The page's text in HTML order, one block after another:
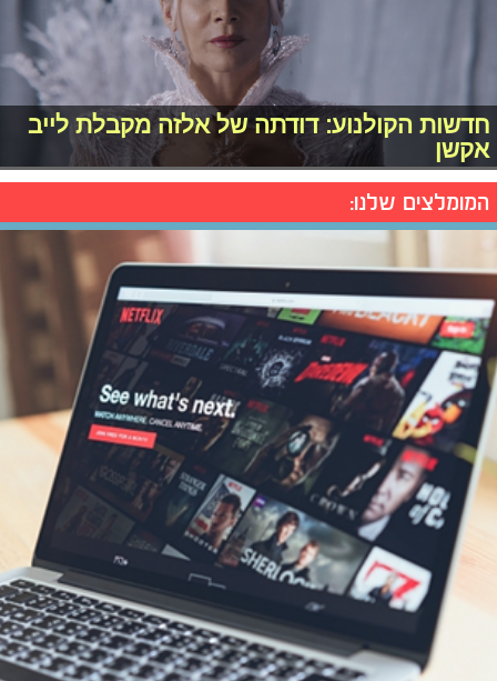
חדשות הקולנוע: דודתה של אלזה מקבלת לייב
אקשן
המומלצים שלנו: